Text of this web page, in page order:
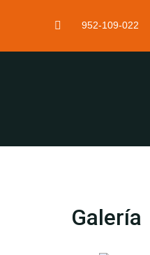
952-109-022
Galería